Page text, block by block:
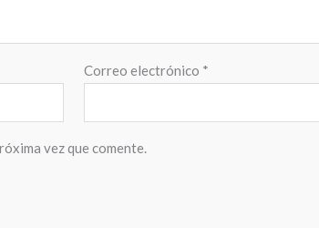
Correo electrónico *
vez que comente.